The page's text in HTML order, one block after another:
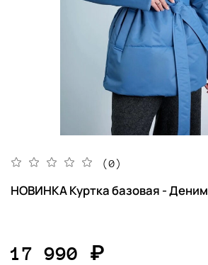
(0)
НОВИНКА Куртка базовая - Деним
17 990 ₽